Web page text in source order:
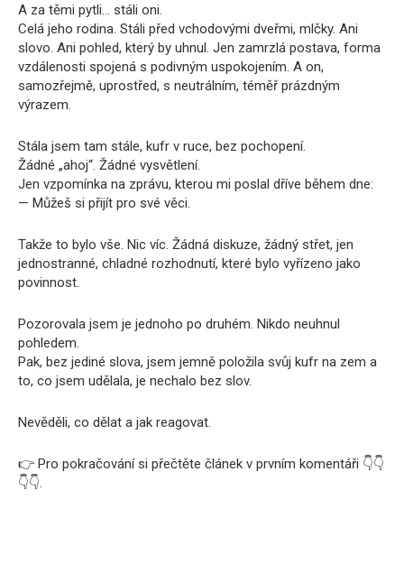
A za těmi pytli… stáli oni.
Celá jeho rodina. Stáli před vchodovými dveřmi, mlčky. Ani
slovo. Ani pohled, který by uhnul. Jen zamrzlá postava, forma
vzdálenosti spojená s podivným uspokojením. A on,
samozřejmě, uprostřed, s neutrálním, téměř prázdným
výrazem.
Stála jsem tam stále, kufr v ruce, bez pochopení.
Žádné „ahoj“. Žádné vysvětlení.
Jen vzpomínka na zprávu, kterou mi poslal dříve během dne:
— Můžeš si přijít pro své věci.
Takže to bylo vše. Nic víc. Žádná diskuze, žádný střet, jen
jednostranné, chladné rozhodnutí, které bylo vyřízeno jako
povinnost.
Pozorovala jsem je jednoho po druhém. Nikdo neuhnul
pohledem.
Pak, bez jediné slova, jsem jemně položila svůj kufr na zem a
to, co jsem udělala, je nechalo bez slov.
Nevěděli, co dělat a jak reagovat.
👉 Pro pokračování si přečtěte článek v prvním komentáři 👇👇
👇👇.